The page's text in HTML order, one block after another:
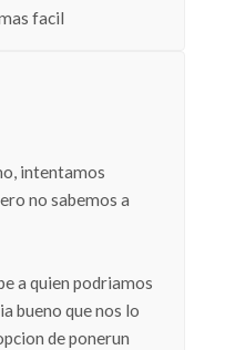
facil
intentamos
no sabemos a
a quien podriamos
bueno que nos lo
de ponerun